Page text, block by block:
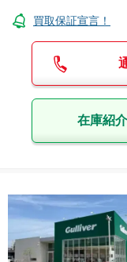
買取保証宣言！
在庫紹介